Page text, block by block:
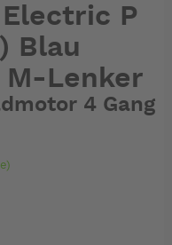
P
Blau
M-Lenker
4 Gang